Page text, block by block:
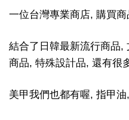
一位台灣專業商店, 購買
結合了日韓最新流行商品,
商品, 特殊設計品, 還有很
美甲我們也都有喔, 指甲